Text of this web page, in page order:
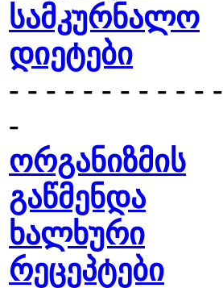
სამკურნალო
დიეტები
- - - - - - - - - - - -
-
ორგანიზმის
გაწმენდა
ხალხური
რეცეპტები